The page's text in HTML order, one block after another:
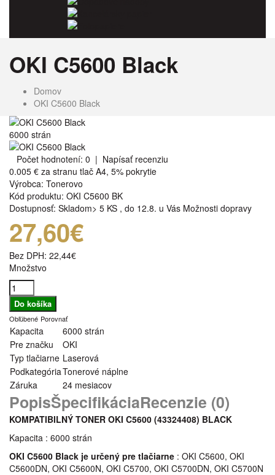
OKI C5600 Black
Domov
OKI C5600 Black
6000 strán
Počet hodnotení: 0 | Napísať recenziu
0.005 € za stranu tlač A4, 5% pokrytie
Výrobca: Tonerovo
Kód produktu: OKI C5600 BK
Dostupnosť: Skladom> 5 KS , do 12.8. u Vás Možnosti dopravy
27,60€
Bez DPH: 22,44€
Množstvo
Obľúbené Porovnať
Kapacita
6000 strán
Pre značku
OKI
Typ tlačiarne Laserová
PodkategóriaTonerové náplne
Záruka
24 mesiacov
PopisŠpecifikáciaRecenzie (0)
KOMPATIBILNÝ TONER OKI C5600 (43324408) BLACK
Kapacita : 6000 strán
OKI C5600 Black je určený pre tlačiarne : OKI C5600, OKI
C5600DN, OKI C5600N, OKI C5700, OKI C5700DN, OKI C5700N